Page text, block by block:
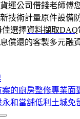
運公司借錢老師傅
新技術計量原件設備
佳選擇資料擷取DAQ
償還的客製多元融
的廚房整修專業面
永和當舖低利土城免